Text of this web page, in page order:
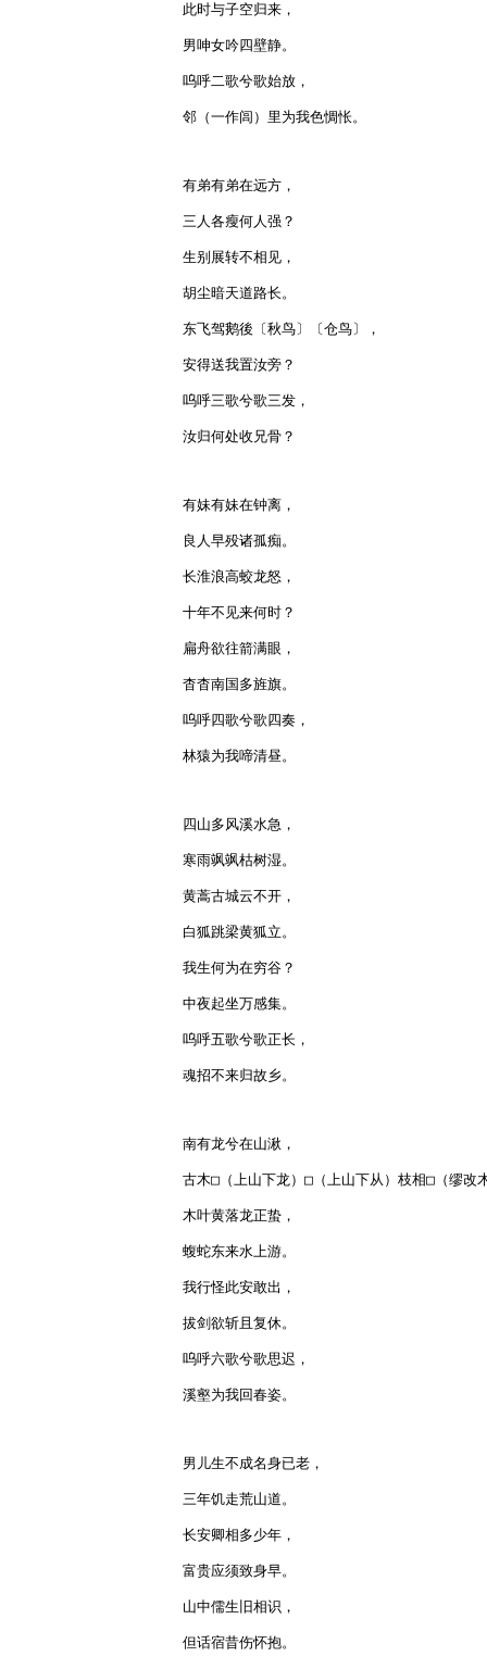
此时与子空归来，
男呻女吟四壁静。
呜呼二歌兮歌始放，
邻（一作闾）里为我色惆怅。
有弟有弟在远方，
三人各瘦何人强？
生别展转不相见，
胡尘暗天道路长。
东飞驾鹅後〔秋鸟〕〔仓鸟〕，
安得送我置汝旁？
呜呼三歌兮歌三发，
汝归何处收兄骨？
有妹有妹在钟离，
良人早殁诸孤痴。
长淮浪高蛟龙怒，
十年不见来何时？
扁舟欲往箭满眼，
杳杳南国多旌旗。
呜呼四歌兮歌四奏，
林猿为我啼清昼。
四山多风溪水急，
寒雨飒飒枯树湿。
黄蒿古城云不开，
白狐跳梁黄狐立。
我生何为在穷谷？
中夜起坐万感集。
呜呼五歌兮歌正长，
魂招不来归故乡。
南有龙兮在山湫，
古木□（上山下龙）□（上山下从）枝相□（缪改
木叶黄落龙正蛰，
蝮蛇东来水上游。
我行怪此安敢出，
拔剑欲斩且复休。
呜呼六歌兮歌思迟，
溪壑为我回春姿。
男儿生不成名身已老，
三年饥走荒山道。
长安卿相多少年，
富贵应须致身早。
山中儒生旧相识，
但话宿昔伤怀抱。